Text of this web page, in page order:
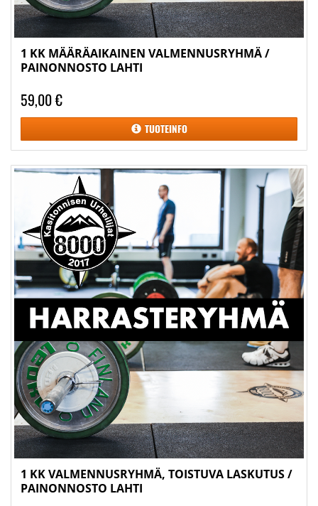
1 KK MÄÄRÄAIKAINEN VALMENNUSRYHMÄ /
PAINONNOSTO LAHTI
59,00 €
TUOTEINFO
1 KK VALMENNUSRYHMÄ, TOISTUVA LASKUTUS /
PAINONNOSTO LAHTI